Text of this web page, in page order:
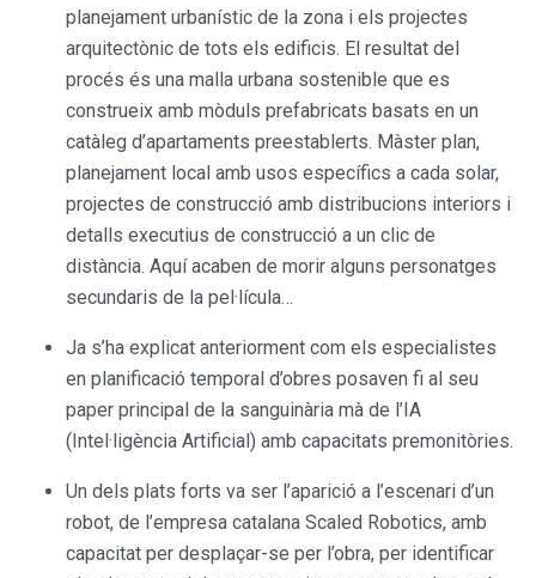
planejament urbanístic de la zona i els projectes
arquitectònic de tots els edificis. El resultat del
procés és una malla urbana sostenible que es
construeix amb mòduls prefabricats basats en un
catàleg d’apartaments preestablerts. Màster plan,
planejament local amb usos específics a cada solar,
projectes de construcció amb distribucions interiors i
detalls executius de construcció a un clic de
distància. Aquí acaben de morir alguns personatges
secundaris de la pel·lícula…
Ja s’ha explicat anteriorment com els especialistes
en planificació temporal d’obres posaven fi al seu
paper principal de la sanguinària mà de l’IA
(Intel·ligència Artificial) amb capacitats premonitòries.
Un dels plats forts va ser l’aparició a l’escenari d’un
robot, de l’empresa catalana Scaled Robotics, amb
capacitat per desplaçar-se per l’obra, per identificar